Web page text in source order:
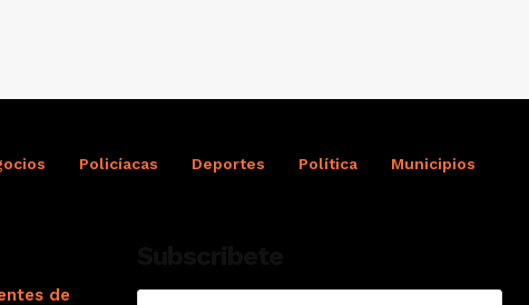
Policíacas Deportes Política Municipios
de